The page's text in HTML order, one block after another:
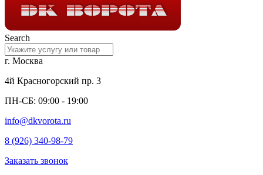
Search
г. Москва
4й Красногорский пр. 3
ПН-СБ: 09:00 - 19:00
info@dkvorota.ru
8 (926) 340-98-79
Заказать звонок